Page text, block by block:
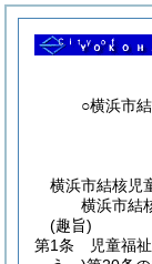
○横浜市
横浜市結核児
横浜市結
(趣旨)
第1条
児童福